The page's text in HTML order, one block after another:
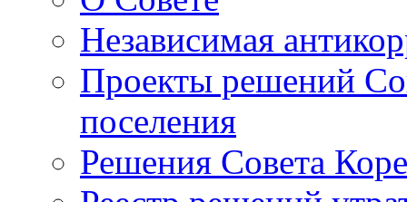
Независимая
Проекты решений
поселения
Решения Совета